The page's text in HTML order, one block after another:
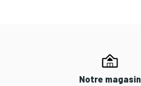
Notre magasin